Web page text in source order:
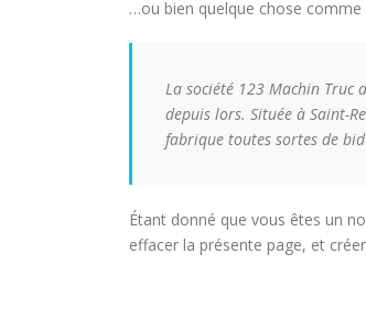
…ou bien quelque chose comme
La société 123 Machin Truc
depuis lors. Située à Saint-
fabrique toutes sortes de
Étant donné que vous êtes un
effacer la présente page, et